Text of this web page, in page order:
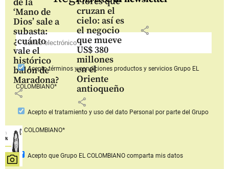
‘Mano de
Dios’ sale a
subasta:
¿cuánto
vale el
histórico
balón de
Maradona?
share
cruzan el
cielo: así es
el negocio
que mueve
US$ 380
millones
en el
Oriente
antioqueño
share
share
Aceptotérminos y condiciones productos y serviciosGrupo EL
COLOMBIANO*
Acepto el tratamiento y uso del dato Personal por parte del Grupo
EL COLOMBIANO*
Acepto que Grupo EL COLOMBIANOcomparta mis datos